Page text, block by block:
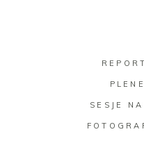
SESJE